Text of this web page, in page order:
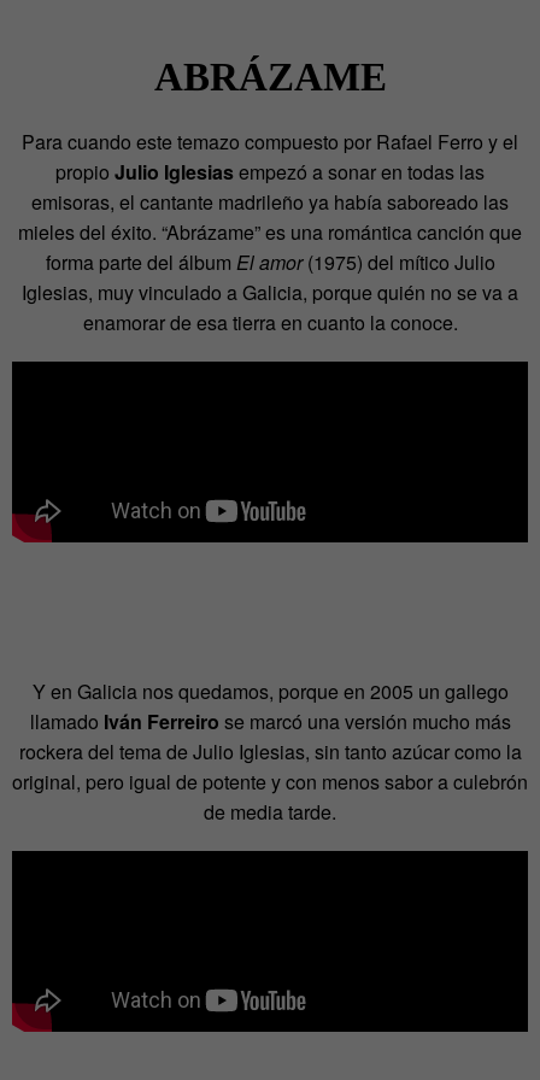
ABRÁZAME
Para cuando este temazo compuesto por Rafael Ferro y el
propio Julio Iglesiasempezó a sonar en todas las
emisoras, el cantante madrileño ya había saboreado las
mieles del éxito. “Abrázame” es una romántica canción que
forma parte del álbum El amor(1975) del mítico Julio
Iglesias, muy vinculado a Galicia, porque quién no se va a
enamorar de esa tierra en cuanto la conoce.
Y en Galicia nos quedamos, porque en 2005 un gallego
llamado Iván Ferreiro se marcó una versión mucho más
rockera del tema de Julio Iglesias, sin tanto azúcar como la
original, pero igual de potente y con menos sabor a culebrón
de media tarde.